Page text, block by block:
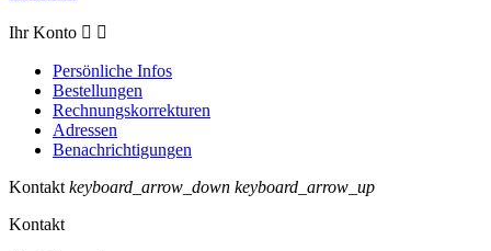
Ihr Konto  
Persönliche Infos
Bestellungen
Rechnungskorrekturen
Adressen
Benachrichtigungen
Kontakt keyboard_arrow_down keyboard_arrow_up
Kontakt